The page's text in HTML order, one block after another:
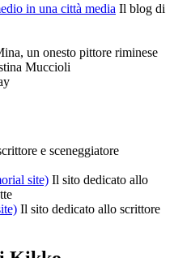
in una città media Il blog di
un onesto pittore riminese
Muccioli
e sceneggiatore
site) Il sito dedicato allo
Il sito dedicato allo scrittore